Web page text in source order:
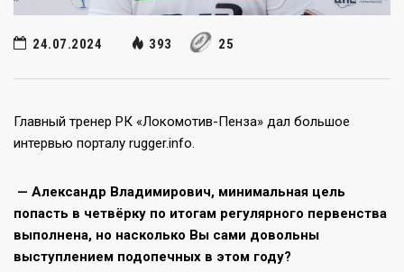
24.07.2024 393 25
Главный тренер РК «Локомотив-Пенза» дал большое
интервью порталу rugger.info.
— Александр Владимирович, минимальная цель
попасть в четвёрку по итогам регулярного первенства
выполнена, но насколько Вы сами довольны
выступлением подопечных в этом году?